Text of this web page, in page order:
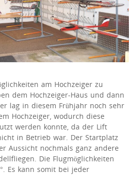
am Hochzeiger zu
dem Hochzeiger-Haus und dann
lag in diesem Frühjahr noch sehr
Hochzeiger, wodurch diese
werden konnte, da der Lift
in Betrieb war. Der Startplatz
Aussicht nochmals ganz andere
Die Flugmöglichkeiten
Es kann somit bei jeder